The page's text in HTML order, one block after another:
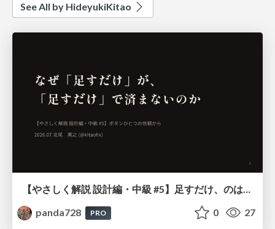
See All by HideyukiKitao
【やさしく解説 設計編・中級 #5】足すだけ、のはずだった ～ ボタンひとつの依頼から ～
panda728
PRO 0 27